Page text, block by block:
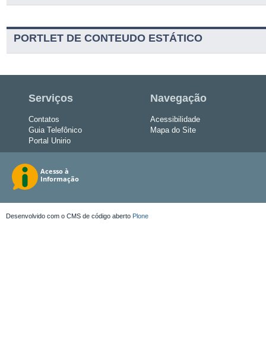
PORTLET DE CONTEUDO ESTÁTICO
Serviços
Contatos
Guia Telefônico
Portal Unirio
Navegação
Acessibilidade
Mapa do Site
Desenvolvido com o CMS de código aberto Plone